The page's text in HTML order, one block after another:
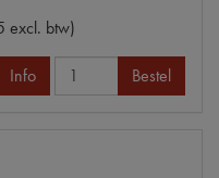
excl. btw)
Info Bestel